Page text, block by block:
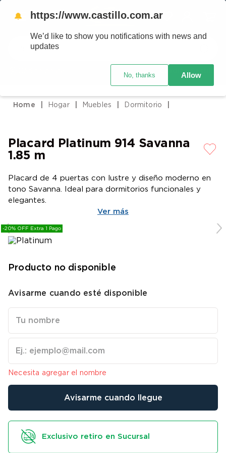
Buscar
Crédito Castillo
Hogar Muebles Dormitorio
Placard Platinum 914 Savanna
1.85 m
Placard de 4 puertas con lustre y diseño moderno en
tono Savanna. Ideal para dormitorios funcionales y
elegantes.
Ver más
-20% OFF Extra 1 Pago
Producto no disponible
Avisarme cuando esté disponible
Necesita agregar el nombre
Avisarme cuando llegue
Exclusivo retiro en Sucursal
2.
heladera
4.
lavarropas
5 .
cocina
6.
colchones
7.
aire acondicionado
9.
bicicleta
🔔 https://www.castillo.com.ar
We’d like to show you notifications with news and
updates
No, thanks Allow